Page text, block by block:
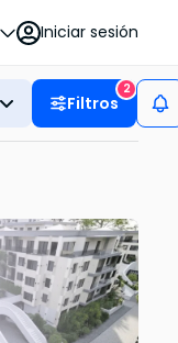
Iniciar sesión
Filtros
2